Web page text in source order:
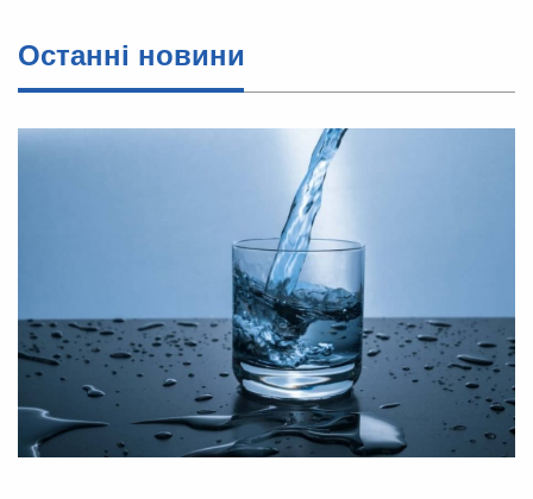
Останні новини